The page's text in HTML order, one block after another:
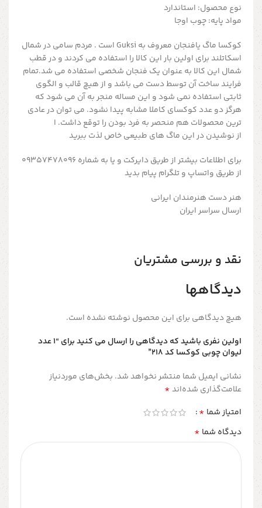
نوع محصول: استاندارد
مواد پایه: چوب اوجا
کوکسا ماگ یافنجان معروف به Guksi است . مردم سامی در شمال
اسکاتلند برای اولین بار این کالا را استفاده می کردند و در قطب
شمال این کالا به عنوان یک فنجان شخصی استفاده می شد.تمام
فرایند ساخت آن توسط دست می باشد و از هیچ قالب و الگوی
ثابتی استفاده نمی شود و این مساله منجر به آن می شود که
هرگز دو عدد کوکسای کاملا مشابه پیدا نشود. می توان در عادی
ترین محصولات هم منحصر به فرد بودن را توقع داشت. ا
از نوشیدن در این ماگ های طبیعی خاص لذت ببرید
برای اطلاعات بیشتر از طریق دایرکت و یا به شماره 09357478096
از طریق واتساپ و تلگرام پیام بدید
هنر دست هنرمندان ایرانی
ارسال سراسر ایران
نقد و بررسی مشتریان
دیدگاهها
هیچ دیدگاهی برای این محصول نوشته نشده است.
اولین نفری باشید که دیدگاهی را ارسال می کنید برای “1 عدد
لیوان چوبی کوکسا کد 218”
نشانی ایمیل شما منتشر نخواهد شد. بخش‌های موردنیاز
علامت‌گذاری شده‌اند*
امتیاز شما *
دیدگاه شما *